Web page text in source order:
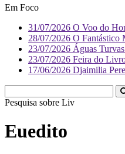
Em Foco
31/07/2026 O Voo do
28/07/2026 O Fantástico
23/07/2026 Águas
23/07/2026 Feira do
17/06/2026 Djaimilia
Pesquisa sobre Literatura
Euedito